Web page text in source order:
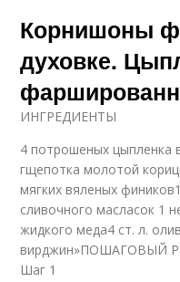
Корнишоны
духовке.
ИНГРЕДИЕНТЫ
4 потрошеных цыпленка
гщепотка молотой
мягких вяленых
сливочного масласок 1
жидкого меда4 ст. л.
вирджин»ПОШАГОВЫЙ
Шаг 1